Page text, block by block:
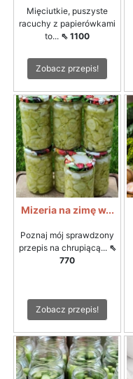
Mięciutkie, puszyste
racuchy z papierówkami
to... ⇖ 1100
Zobacz przepis!
Mizeria na zimę w...
Poznaj mój sprawdzony
przepis na chrupiącą... ⇖
770
Zobacz przepis!